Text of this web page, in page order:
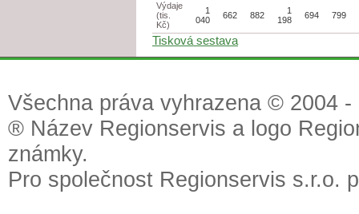
Výdaje
(tis.
Kč)
1
040
662 882
1
198
694 799
Tisková sestava
Všechna práva vyhrazena © 2004
® Název Regionservis a logo
známky.
Pro společnost Regionservis s.r.o.